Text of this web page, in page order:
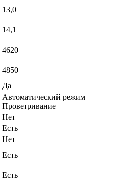
13,0
14,1
4620
4850
Да
Автоматический режим
Проветривание
Нет
Есть
Нет
Есть
Есть